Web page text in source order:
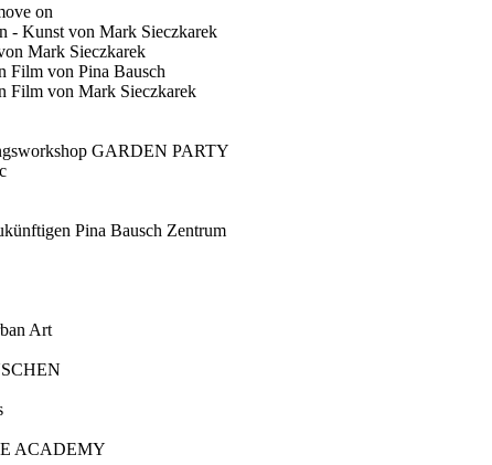
on
- Kunst von Mark Sieczkarek
Mark Sieczkarek
Film von Pina Bausch
Film von Mark Sieczkarek
GARDEN PARTY
Pina Bausch Zentrum
Art
ACADEMY